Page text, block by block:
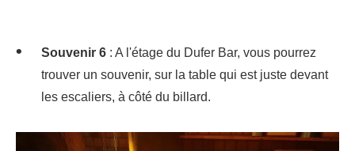
Souvenir 6 : A l'étage du Dufer Bar, vous pourrez
trouver un souvenir, sur la table qui est juste devant
les escaliers, à côté du billard.